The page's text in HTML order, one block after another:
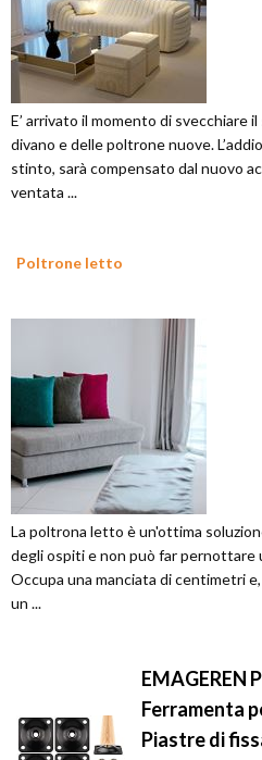
E’ arrivato il momento di svecchiare
divano e delle poltrone nuove.
stinto, sarà compensato dal nuovo
ventata ...
Poltrone letto
La poltrona letto è un'ottima
degli ospiti e non può far pernottare
Occupa una manciata di centimetri
un ...
EMAGEREN
Ferramenta
Piastre di